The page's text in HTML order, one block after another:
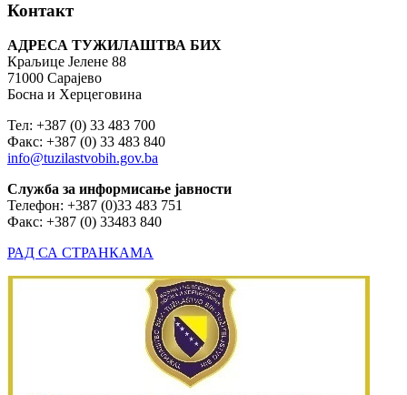
Контакт
АДРЕСА ТУЖИЛАШТВА БИХ
Краљице Јелене 88
71000 Сарајево
Босна и Херцеговина
Тел: +387 (0) 33 483 700
Факс: +387 (0) 33 483 840
info@tuzilastvobih.gov.ba
Служба за информисање јавности
Телефон: +387 (0)33 483 751
Факс: +387 (0) 33483 840
РАД СА СТРАНКАМА